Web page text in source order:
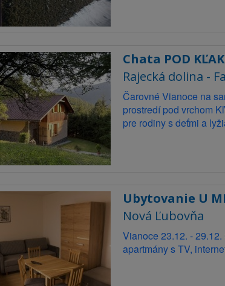
Chata POD
Rajecká dolina -
Čarovné Vianoce na
prostredí pod vrchom
pre rodiny s deťmi a
Ubytovanie U
Nová Ľubovňa
Vianoce 23.12. -
apartmány s TV,